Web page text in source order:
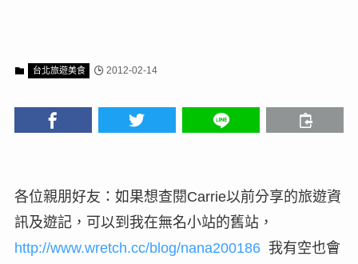
台北旅遊美食 2012-02-14
各位親朋好友：如果想查閱Carrie以前分享的旅遊資
訊及遊記，可以到我在無名小站的舊站，
http://www.wretch.cc/blog/nana200186我有空也會